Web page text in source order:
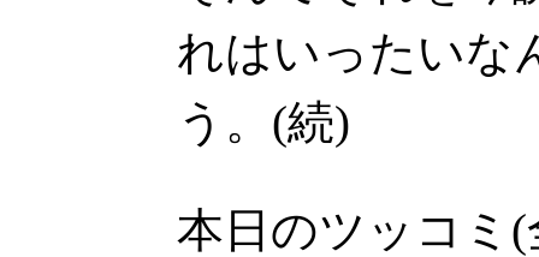
れはいったいな
う。(続)
本日のツッコミ(